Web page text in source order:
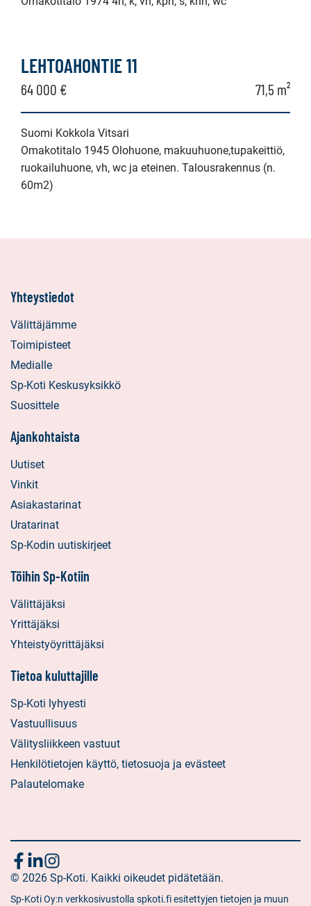
LEHTOAHONTIE 11
64 000 € 71,5 m²
Suomi Kokkola Vitsari
Omakotitalo 1945 Olohuone, makuuhuone,tupakeittiö,
ruokailuhuone, vh, wc ja eteinen. Talousrakennus (n.
60m2)
Yhteystiedot
Välittäjämme
Toimipisteet
Medialle
Sp-Koti Keskusyksikkö
Suosittele
Ajankohtaista
Uutiset
Vinkit
Asiakastarinat
Uratarinat
Sp-Kodin uutiskirjeet
Töihin Sp-Kotiin
Välittäjäksi
Yrittäjäksi
Yhteistyöyrittäjäksi
Tietoa kuluttajille
Sp-Koti lyhyesti
Vastuullisuus
Välitysliikkeen vastuut
Henkilötietojen käyttö, tietosuoja ja evästeet
Palautelomake
Seuraa
meitä
Sosiaalinen
media:
facebook
Sosiaalinen
media:
linkedin
Sosiaalinen
media:
instagram
© 2026 Sp-Koti. Kaikki oikeudet pidätetään.
Sp-Koti Oy:n verkkosivustolla spkoti.fi esitettyjen tietojen ja muun